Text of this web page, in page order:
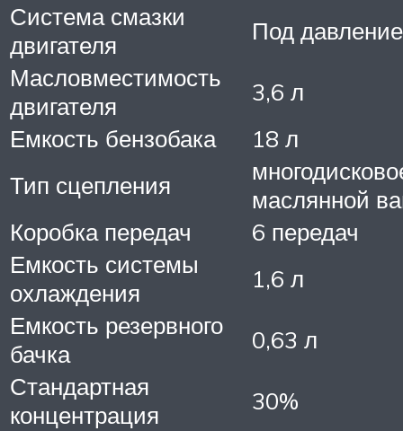
Система смазки
двигателя
Под
Масловместимость
двигателя
3,6 л
Емкость бензобака
18 л
Тип сцепления
маслянной
Коробка передач
6 передач
Емкость системы
охлаждения
1,6 л
Емкость резервного
бачка
0,63 л
Стандартная
концентрация
30%